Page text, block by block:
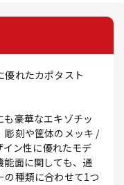
優れたカポタスト
豪華なエキゾチッ
彫刻や筐体のメッキ /
ン性に優れたモデ
面に関しても、通
の種類に合わせて1つ